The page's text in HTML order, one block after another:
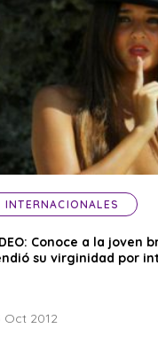
INTERNACIONALES
Conoce a la joven
su virginidad por
Oct 2012